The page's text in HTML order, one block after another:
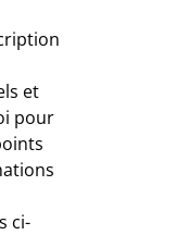
et
pour
ci-